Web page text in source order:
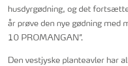
husdyrgødning, og det
år prøve den nye gødning med
10 PROMANGAN”.
Den vestjyske planteavler har